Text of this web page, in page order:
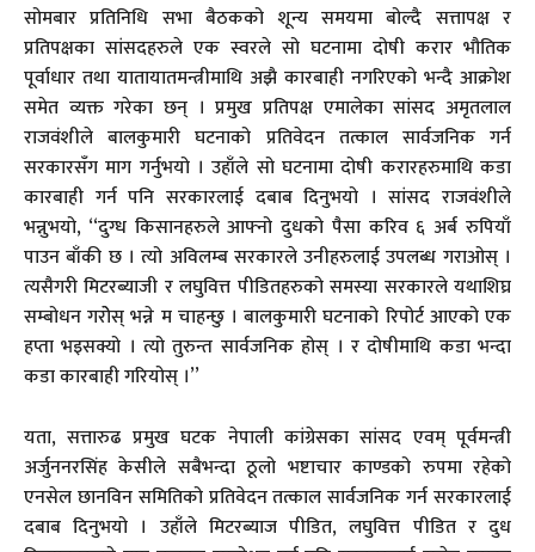
सोमबार प्रतिनिधि सभा बैठकको शून्य समयमा बोल्दै सत्तापक्ष र
प्रतिपक्षका सांसदहरुले एक स्वरले सो घटनामा दोषी करार भौतिक
पूर्वाधार तथा यातायातमन्त्रीमाथि अझै कारबाही नगरिएको भन्दै आक्रोश
समेत व्यक्त गरेका छन् । प्रमुख प्रतिपक्ष एमालेका सांसद अमृतलाल
राजवंशीले बालकुमारी घटनाको प्रतिवेदन तत्काल सार्वजनिक गर्न
सरकारसँग माग गर्नुभयो । उहाँले सो घटनामा दोषी करारहरुमाथि कडा
कारबाही गर्न पनि सरकारलाई दबाब दिनुभयो । सांसद राजवंशीले
भन्नुभयो, ‘‘दुग्ध किसानहरुले आफ्नो दुधको पैसा करिव ६ अर्ब रुपियाँ
पाउन बाँकी छ । त्यो अविलम्ब सरकारले उनीहरुलाई उपलब्ध गराओस् ।
त्यसैगरी मिटरब्याजी र लघुवित्त पीडितहरुको समस्या सरकारले यथाशिघ्र
सम्बोधन गरोेस् भन्ने म चाहन्छु । बालकुमारी घटनाको रिपोर्ट आएको एक
हप्ता भइसक्यो । त्यो तुरुन्त सार्वजनिक होस् । र दोषीमाथि कडा भन्दा
कडा कारबाही गरियोस् ।’’
यता, सत्तारुढ प्रमुख घटक नेपाली कांग्रेसका सांसद एवम् पूर्वमन्त्री
अर्जुननरसिंह केसीले सबैभन्दा ठूलो भष्टाचार काण्डको रुपमा रहेको
एनसेल छानविन समितिको प्रतिवेदन तत्काल सार्वजनिक गर्न सरकारलाई
दबाब दिनुभयो । उहाँले मिटरब्याज पीडित, लघुवित्त पीडित र दुध